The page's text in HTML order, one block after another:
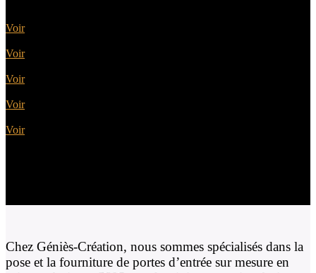
Voir
Voir
Voir
Voir
Voir
Chez Géniès-Création, nous sommes spécialisés dans la
pose et la fourniture de portes d’entrée sur mesure en